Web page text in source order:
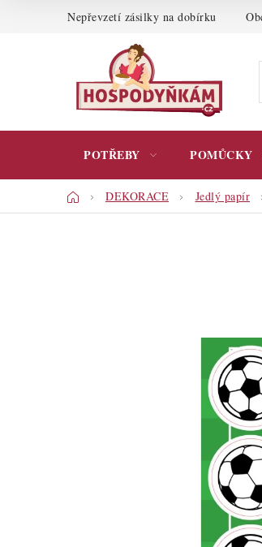
Nepřevzetí zásilky na dobírku
POTŘEBY POMŮCKY
DomůDEKORACE Jedlý papír